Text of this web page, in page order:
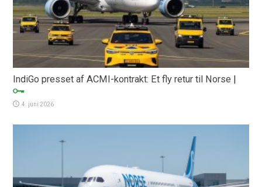
IndiGo presset af ACMI-kontrakt: Et fly retur til Norse
4. juni 2026